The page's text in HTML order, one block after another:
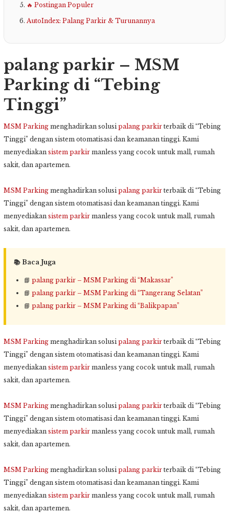
🔥 Postingan Populer
AutoIndex: Palang Parkir & Turunannya
palang parkir – MSM
Parking di “Tebing
Tinggi”
MSM Parking menghadirkan solusi palang parkir terbaik di “Tebing
Tinggi” dengan sistem otomatisasi dan keamanan tinggi. Kami
menyediakan sistem parkir manless yang cocok untuk mall, rumah
sakit, dan apartemen.
MSM Parking menghadirkan solusi palang parkir terbaik di “Tebing
Tinggi” dengan sistem otomatisasi dan keamanan tinggi. Kami
menyediakan sistem parkir manless yang cocok untuk mall, rumah
sakit, dan apartemen.
📚 Baca Juga
📘 palang parkir – MSM Parking di “Makassar”
📘 palang parkir – MSM Parking di “Tangerang Selatan”
📘 palang parkir – MSM Parking di “Balikpapan”
MSM Parking menghadirkan solusi palang parkir terbaik di “Tebing
Tinggi” dengan sistem otomatisasi dan keamanan tinggi. Kami
menyediakan sistem parkir manless yang cocok untuk mall, rumah
sakit, dan apartemen.
MSM Parking menghadirkan solusi palang parkir terbaik di “Tebing
Tinggi” dengan sistem otomatisasi dan keamanan tinggi. Kami
menyediakan sistem parkir manless yang cocok untuk mall, rumah
sakit, dan apartemen.
MSM Parking menghadirkan solusi palang parkir terbaik di “Tebing
Tinggi” dengan sistem otomatisasi dan keamanan tinggi. Kami
menyediakan sistem parkir manless yang cocok untuk mall, rumah
sakit, dan apartemen.